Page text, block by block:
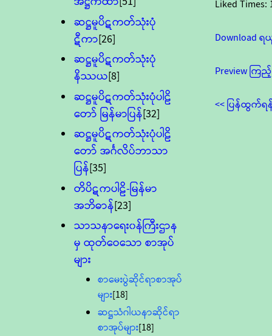
ဆဋ္ဌမူပိဋကတ်သုံးပုံ
ဋီကာ[26]
ဆဋ္ဌမူပိဋကတ်သုံးပုံ
နိဿယ[8]
ဆဋ္ဌမူပိဋကတ်သုံးပုံပါဠိ
တော် မြန်မာပြန်[32]
ဆဋ္ဌမူပိဋကတ်သုံးပုံပါဠိ
တော် အင်္ဂလိပ်ဘာသာ
ပြန်[35]
တိပိဋကပါဠိ-မြန်မာ
အဘိဓာန်[23]
သာသနာရေး၀န်ကြီးဌာန
မှ ထုတ်ဝေသော စာအုပ်
များ
စာမေးပွဲဆိုင်ရာစာအုပ်
များ[18]
ဆဋ္ဌသံဂါယနာဆိုင်ရာ
စာအုပ်များ[18]
Liked Times:
Download
Preview ကြ
<< ပြန်ထွက်ရ